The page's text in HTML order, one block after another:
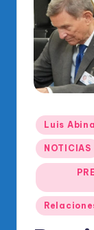
di
o
O
ci
al
el
Publicado
en
Luis
NOTICIAS